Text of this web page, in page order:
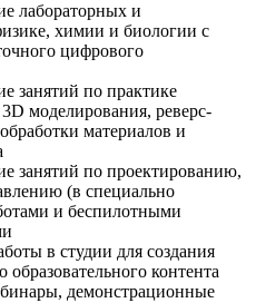
лабораторных и
химии и биологии с
цифрового
занятий по практике
моделирования, реверс-
материалов и
занятий по проектированию,
(в специально
и беспилотными
в студии для создания
контента
демонстрационные